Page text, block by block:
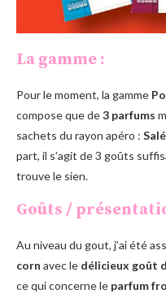
La gamme :
Pour le moment, la gamme
compose que de3 parfums
sachets du rayon apéro :
part, il s’agit de 3 goûts
trouve le sien.
Goûts /
Au niveau du gout, j’ai été
corn avec le délicieux goût
ce qui concerne le parfum